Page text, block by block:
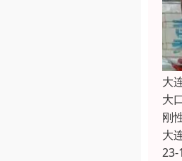
大
大
刚
大
23-